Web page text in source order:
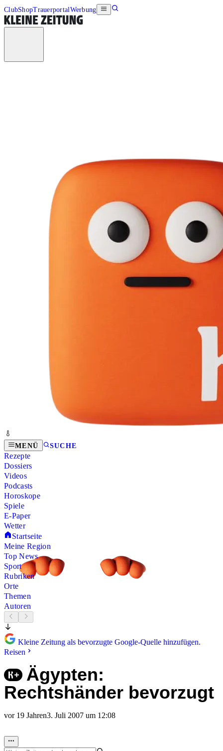
ClubShopTrauerportalWerbung
MENÜ SUCHE
Rezepte
Dossiers
Videos
Podcasts
Horoskope
Spiele
E-Paper
Wetter
Startseite
Meine Region
Top News
Sport
Rubriken
Orte
Themen
Autoren
Kleine Zeitung als bevorzugte Google-Quelle hinzufügen.
Reisen
Ägypten:
Rechtshänder bevorzugt
vor 19 Jahren3. Juli 2007 um 12:08